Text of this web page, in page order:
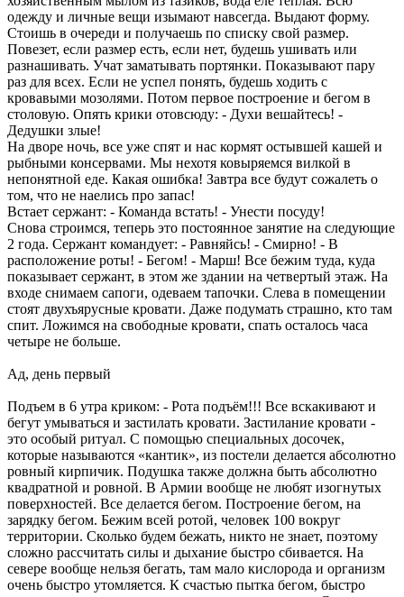
одежду и личные вещи изымают навсегда. Выдают форму.
Стоишь в очереди и получаешь по списку свой размер.
Повезет, если размер есть, если нет, будешь ушивать или
разнашивать. Учат заматывать портянки. Показывают пару
раз для всех. Если не успел понять, будешь ходить с
кровавыми мозолями. Потом первое построение и бегом в
столовую. Опять крики отовсюду: - Духи вешайтесь! -
Дедушки злые!
На дворе ночь, все уже спят и нас кормят остывшей кашей и
рыбными консервами. Мы нехотя ковыряемся вилкой в
непонятной еде. Какая ошибка! Завтра все будут сожалеть о
том, что не наелись про запас!
Встает сержант: - Команда встать! - Унести посуду!
Снова строимся, теперь это постоянное занятие на следующие
2 года. Сержант командует: - Равняйсь! - Смирно! - В
расположение роты! - Бегом! - Марш! Все бежим туда, куда
показывает сержант, в этом же здании на четвертый этаж. На
входе снимаем сапоги, одеваем тапочки. Слева в помещении
стоят двухъярусные кровати. Даже подумать страшно, кто там
спит. Ложимся на свободные кровати, спать осталось часа
четыре не больше.
Ад, день первый
Подъем в 6 утра криком: - Рота подъём!!! Все вскакивают и
бегут умываться и застилать кровати. Застилание кровати -
это особый ритуал. С помощью специальных досочек,
которые называются «кантик», из постели делается абсолютно
ровный кирпичик. Подушка также должна быть абсолютно
квадратной и ровной. В Армии вообще не любят изогнутых
поверхностей. Все делается бегом. Построение бегом, на
зарядку бегом. Бежим всей ротой, человек 100 вокруг
территории. Сколько будем бежать, никто не знает, поэтому
сложно рассчитать силы и дыхание быстро сбивается. На
севере вообще нельзя бегать, там мало кислорода и организм
очень быстро утомляется. К счастью пытка бегом, быстро